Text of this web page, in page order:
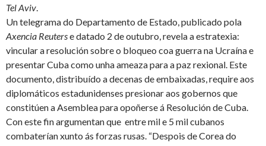
Tel Aviv.
Un telegrama do Departamento de Estado, publicado pola
Axencia Reuterse datado 2 de outubro, revela a estratexia:
vincular a resolución sobre o bloqueo coa guerra na Ucraína e
presentar Cuba como unha ameaza para a paz rexional. Este
documento, distribuído a decenas de embaixadas, require aos
diplomáticos estadunidenses presionar aos gobernos que
constitúen a Asemblea para opoñerse á Resolución de Cuba.
Con este fin argumentan que entre mil e 5 mil cubanos
combaterían xunto ás forzas rusas. “Despois de Corea do